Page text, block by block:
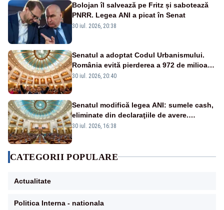
Bolojan îl salvează pe Fritz și sabotează
PNRR. Legea ANI a picat în Senat
30 iul. 2026, 20:38
Senatul a adoptat Codul Urbanismului.
România evită pierderea a 972 de milioane
de euro din PNRR
30 iul. 2026, 20:40
Senatul modifică legea ANI: sumele cash,
eliminate din declaraţiile de avere.
Amendament cu impact posibil asupra lui
30 iul. 2026, 16:38
CATEGORII POPULARE
Actualitate
Politica Interna - nationala